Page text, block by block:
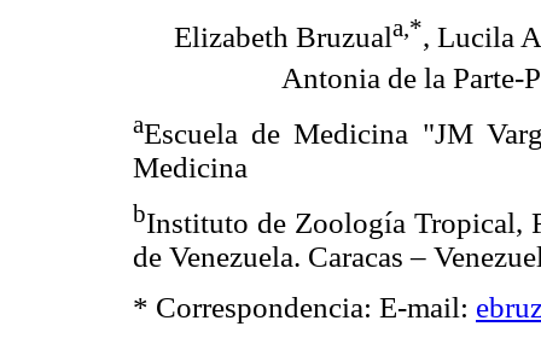
Elizabeth Bruzuala,*, Lucila
Antonia de la Parte-
aEscuela de Medicina "JM
Medicina
bInstituto de Zoología Tropical,
de Venezuela. Caracas –
* Correspondencia: E-mail: